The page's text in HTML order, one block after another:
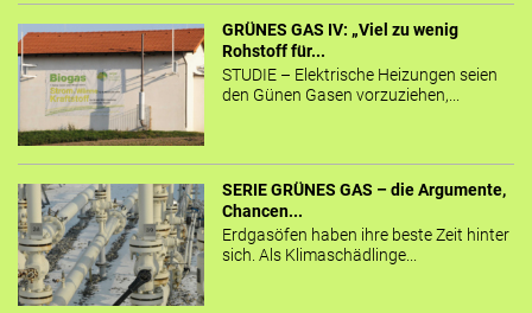
GRÜNES GAS IV: „Viel zu wenig
Rohstoff für...
STUDIE – Elektrische Heizungen seien
den Günen Gasen vorzuziehen,...
SERIE GRÜNES GAS – die Argumente,
Chancen...
Erdgasöfen haben ihre beste Zeit hinter
sich. Als Klimaschädlinge...